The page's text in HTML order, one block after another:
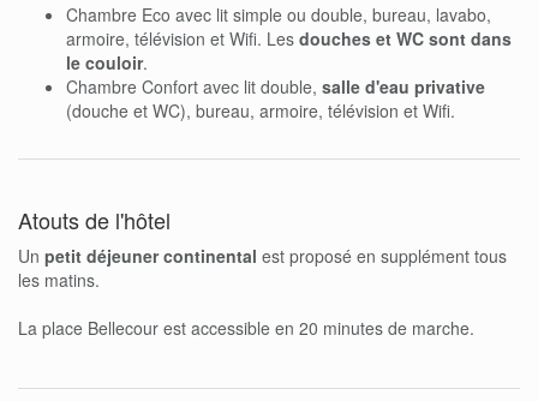
Chambre Eco avec lit simple ou double, bureau, lavabo,
armoire, télévision et Wifi. Les douches et WC sont dans
le couloir.
Chambre Confort avec lit double, salle d'eau privative
(douche et WC), bureau, armoire, télévision et Wifi.
Atouts de l'hôtel
Un petit déjeuner continental est proposé en supplément tous
les matins.
La place Bellecour est accessible en 20 minutes de marche.